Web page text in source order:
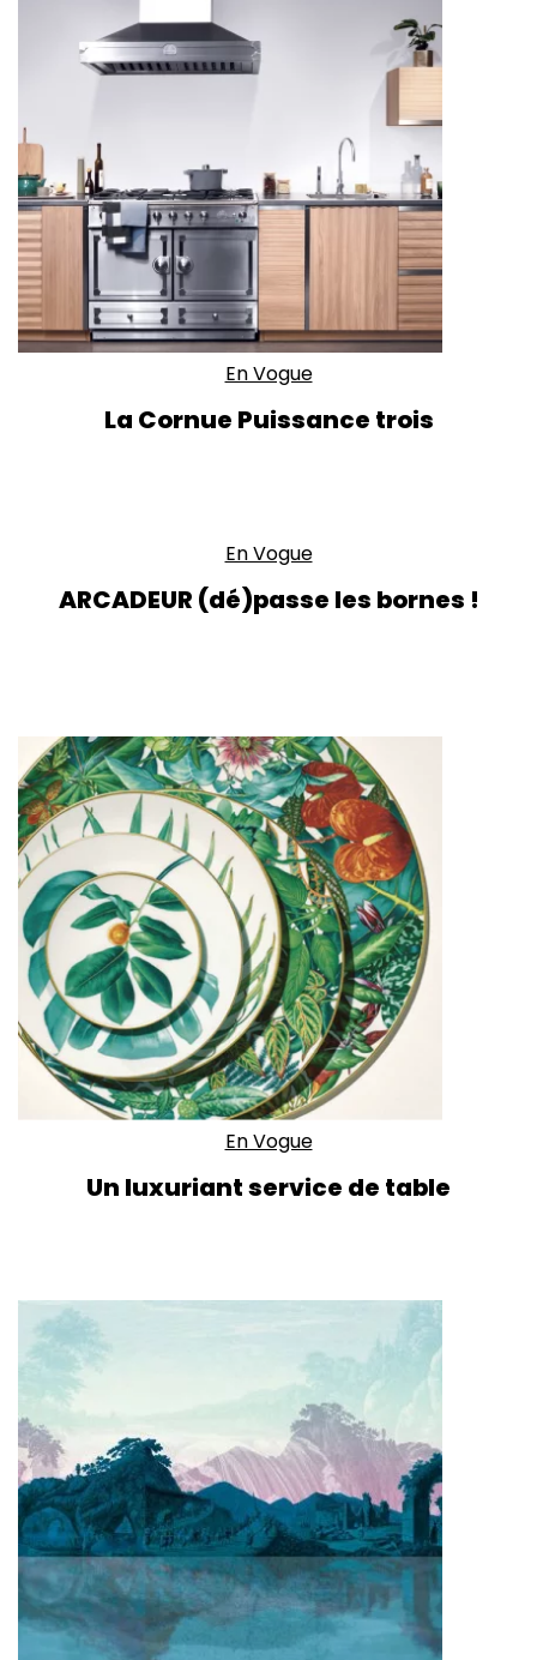
En Vogue
La Cornue Puissance trois
En Vogue
ARCADEUR (dé)passe les bornes !
En Vogue
Un luxuriant service de table